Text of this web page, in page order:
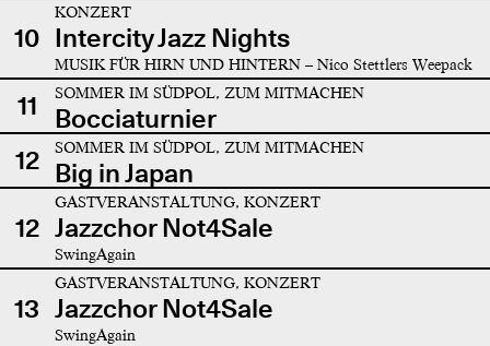
10
KONZERT
Intercity Jazz Nights
MUSIK FÜR HIRN UND HINTERN – Nico Stettlers Weepack
11 SOMMER IM SÜDPOL, ZUM MITMACHEN
Bocciaturnier
12
SOMMER IM SÜDPOL, ZUM MITMACHEN
Big in Japan
12
GASTVERANSTALTUNG, KONZERT
Jazzchor Not4Sale
SwingAgain
13
GASTVERANSTALTUNG, KONZERT
Jazzchor Not4Sale
SwingAgain